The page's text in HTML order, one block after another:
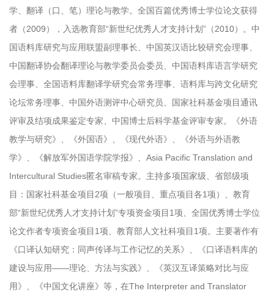
学、翻译（口、笔）理论与教学。全国百篇优秀博士学位论文获得
者（2009），入选教育部“新世纪优秀人才支持计划”（2010）。中
国语料库研究与应用联盟副理事长、中国英汉语比较研究会理事、
中国翻译协会翻译理论与教学委员会委员、中国语料库语言学研究
会理事、全国语料库翻译学研究会常务理事、语料库与跨文化研究
论坛常务理事、中国外语测评中心研究员、国家社科基金项目通讯
评审及结项成果鉴定专家、中国博士后科学基金评审专家。《外语
教学与研究》、《外国语》、《现代外语》、《外语与外语教
学》、《解放军外国语学院学报》、Asia Pacific Translation and
Intercultural Studies匿名审稿专家。主持多项国家级、省部级项
目：国家社科基金项目2项（一般项目、重点项目各1项）、教育
部“新世纪优秀人才支持计划”专项资金项目1项、全国优秀博士学位
论文作者专项资金项目1项、教育部人文社科项目1项。主要著作有
《口译认知研究：同声传译与工作记忆的关系》、《口译语料库的
建设与应用——理论、方法与实践》、《英汉互译策略对比与应
用》、《中国文化讲座》等，在The Interpreter and Translator